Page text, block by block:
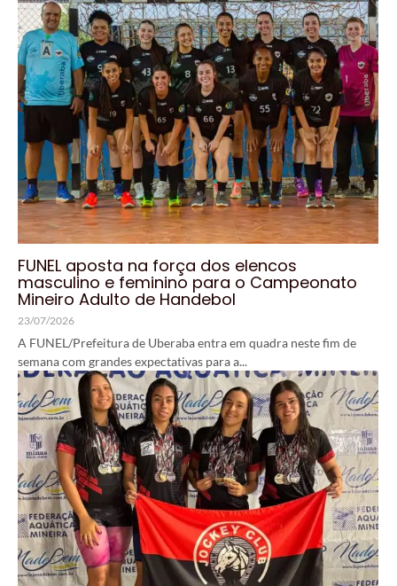
FUNEL aposta na força dos elencos
masculino e feminino para o Campeonato
Mineiro Adulto de Handebol
23/07/2026
A FUNEL/Prefeitura de Uberaba entra em quadra neste fim de
semana com grandes expectativas para a...